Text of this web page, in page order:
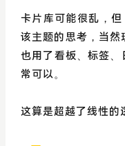
卡片库可能很乱，
该主题的思考，当
也用了看板、标签
常可以。
这算是超越了线性的